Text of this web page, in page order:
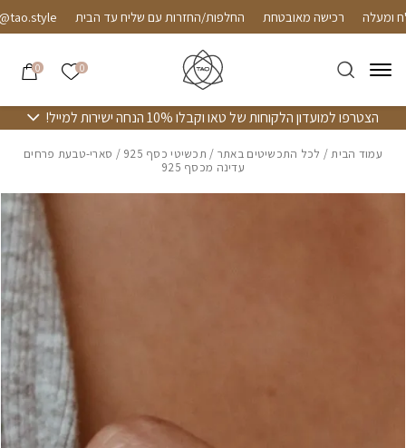
Skip to Contentרכישה מאובטחת החלפות/החזרות עם שליח עד הבית
0 הרשימה
0
הצטרפו למועדון הלקוחות של טאו וקבלו 10% הנחה ישירות למייל!
עמוד הבית/ לכל התכשיטים באתר / תכשיטי כסף 925
/ סארי-טבעת פרחים
עדינה מכסף 925
בחזרה למעלה